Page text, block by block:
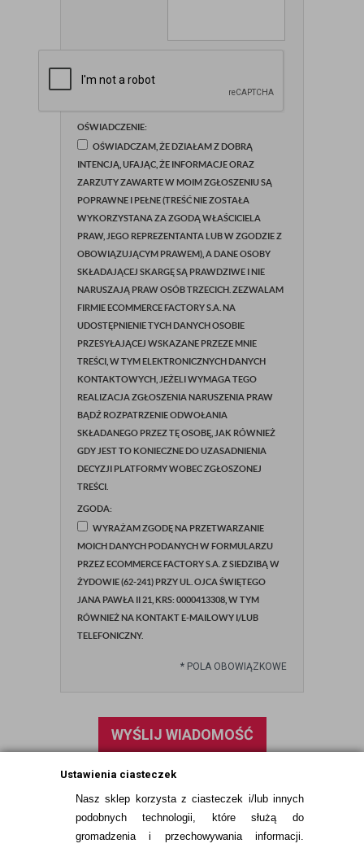
Ustawienia ciasteczek
Nasz sklep korzysta z ciasteczek i/lub innych
podobnych technologii, które służą do
gromadzenia i przechowywania informacji.
OŚWIADCZENIE:
OŚWIADCZAM, ŻE DZIAŁAM Z DOBRĄ
INTENCJĄ, UFAJĄC, ŻE INFORMACJE ORAZ
ZARZUTY ZAWARTE W MOIM ZGŁOSZENIU SĄ
POPRAWNE I PEŁNE (TREŚĆ NIE ZOSTAŁA
WYKORZYSTANA ZA ZGODĄ WŁAŚCICIELA
PRAW, JEGO REPREZENTANTA LUB W ZGODZIE Z
OBOWIĄZUJĄCYM PRAWEM), A DANE OSOBY
SKŁADAJĄCEJ SKARGĘ SĄ PRAWDZIWE I NIE
NARUSZAJĄ PRAW OSÓB TRZECICH. ZEZWALAM
FIRMIE ECOMMERCE FACTORY S.A. NA
UDOSTĘPNIENIE TYCH DANYCH OSOBIE
PRZESYŁAJĄCEJ WSKAZANE PRZEZE MNIE
TREŚCI, W TYM ELEKTRONICZNYCH DANYCH
KONTAKTOWYCH, JEŻELI WYMAGA TEGO
REALIZACJA ZGŁOSZENIA NARUSZENIA PRAW
BĄDŹ ROZPATRZENIE ODWOŁANIA
SKŁADANEGO PRZEZ TĘ OSOBĘ, JAK RÓWNIEŻ
GDY JEST TO KONIECZNE DO UZASADNIENIA
DECYZJI PLATFORMY WOBEC ZGŁOSZONEJ
TREŚCI.
ZGODA:
WYRAŻAM ZGODĘ NA PRZETWARZANIE
MOICH DANYCH PODANYCH W FORMULARZU
PRZEZ ECOMMERCE FACTORY S.A. Z SIEDZIBĄ W
ŻYDOWIE (62-241) PRZY UL. OJCA ŚWIĘTEGO
JANA PAWŁA II 21, KRS: 0000413308, W TYM
RÓWNIEŻ NA KONTAKT E-MAILOWY I/LUB
TELEFONICZNY.
* POLA OBOWIĄZKOWE
WYŚLIJ WIADOMOŚĆ